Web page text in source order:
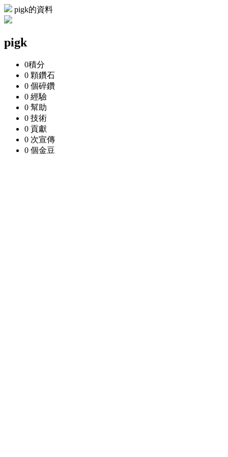
pigk的資料
pigk
0積分
0 顆鑽石
0 個碎鑽
0 經驗
0 幫助
0 技術
0 貢獻
0 次宣傳
0 個金豆